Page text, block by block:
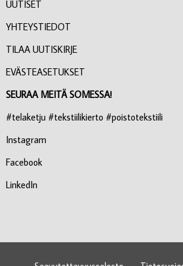
UUTISET
YHTEYSTIEDOT
TILAA UUTISKIRJE
EVÄSTEASETUKSET
SEURAA MEITÄ SOMESSA!
#telaketju #tekstiilikierto #poistotekstiili
Instagram
Facebook
LinkedIn